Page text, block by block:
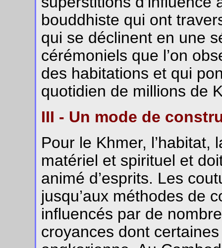
bouddhiste qui ont
qui se déclinent en une
cérémoniels que l’on
des habitations et qui
quotidien de millions de
III - Un mode de
Pour le Khmer,
matériel et spirituel et
animé d’esprits. Les
jusqu’aux méthodes de
influencés par de
croyances dont